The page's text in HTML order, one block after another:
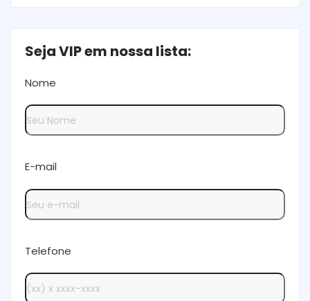
Seja VIP em nossa lista:
Nome
E-mail
Telefone